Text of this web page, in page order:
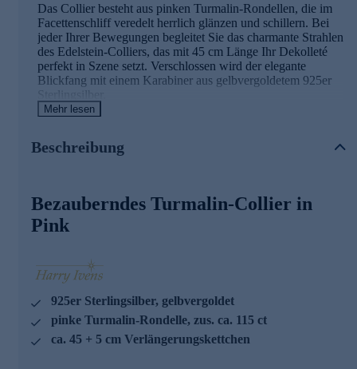
Das Collier besteht aus pinken Turmalin-Rondellen, die im
Facettenschliff veredelt herrlich glänzen und schillern. Bei
jeder Ihrer Bewegungen begleitet Sie das charmante Strahlen
des Edelstein-Colliers, das mit 45 cm Länge Ihr Dekolleté
perfekt in Szene setzt. Verschlossen wird der elegante
Blickfang mit einem Karabiner aus gelbvergoldetem 925er
Sterlingsilber.
Was die Qualität unserer Schmuckstücke angeht, gehen wir
des Lieferanten strengsten Prüfprozessen unterzogen. Unter
anderem beinhalten unsere Prüfprozesse Prüfungen auf
Konformität mit den Bestimmungen der Schweizer
Jetzt bequem und sicher gleich online bestellen.
Mehr lesen
Beschreibung
Bezauberndes Turmalin-Collier in
Pink
925er Sterlingsilber, gelbvergoldet
pinke Turmalin-Rondelle, zus. ca. 115 ct
ca. 45 + 5 cm Verlängerungskettchen